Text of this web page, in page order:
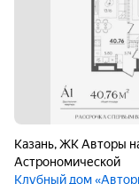
Казань,ЖК Авторы
Астрономической
Клубный дом